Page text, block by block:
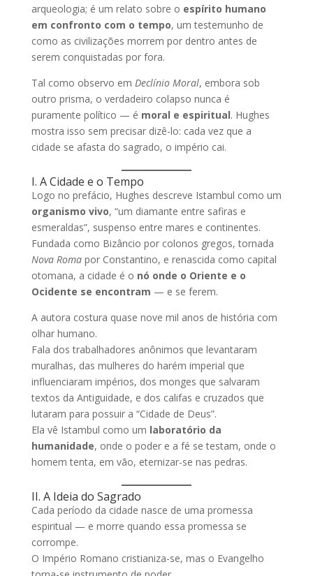
arqueologia; é um relato sobre o espírito humano
em confronto com o tempo, um testemunho de
como as civilizações morrem por dentro antes de
serem conquistadas por fora.
Tal como observo em Declínio Moral, embora sob
outro prisma, o verdadeiro colapso nunca é
puramente político — é moral e espiritual. Hughes
mostra isso sem precisar dizê-lo: cada vez que a
cidade se afasta do sagrado, o império cai.
I. A Cidade e o Tempo
Logo no prefácio, Hughes descreve Istambul como um
organismo vivo, “um diamante entre safiras e
esmeraldas”, suspenso entre mares e continentes.
Fundada como Bizâncio por colonos gregos, tornada
Nova Romapor Constantino, e renascida como capital
otomana, a cidade é o nó onde o Oriente e o
Ocidente se encontram — e se ferem.
A autora costura quase nove mil anos de história com
olhar humano.
Fala dos trabalhadores anônimos que levantaram
muralhas, das mulheres do harém imperial que
influenciaram impérios, dos monges que salvaram
textos da Antiguidade, e dos califas e cruzados que
lutaram para possuir a “Cidade de Deus”.
Ela vê Istambul como um laboratório da
humanidade, onde o poder e a fé se testam, onde o
homem tenta, em vão, eternizar-se nas pedras.
II. A Ideia do Sagrado
Cada período da cidade nasce de uma promessa
espiritual — e morre quando essa promessa se
corrompe.
O Império Romano cristianiza-se, mas o Evangelho